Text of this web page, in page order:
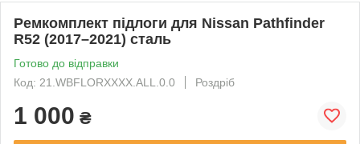
Ремкомплект підлоги для Nissan Pathfinder
R52 (2017–2021) сталь
Готово до відправки
Код: 21.WBFLORXXXX.ALL.0.0
Роздріб
1 000 ₴